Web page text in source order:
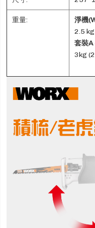
重量:
淨機
2.5
套裝
3kg